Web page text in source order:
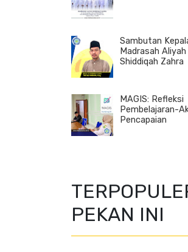
Sambutan
Madrasah Aliyah
Shiddiqah Zahra
MAGIS: Refleksi
Pembelajaran-
Pencapaian
PEKAN INI